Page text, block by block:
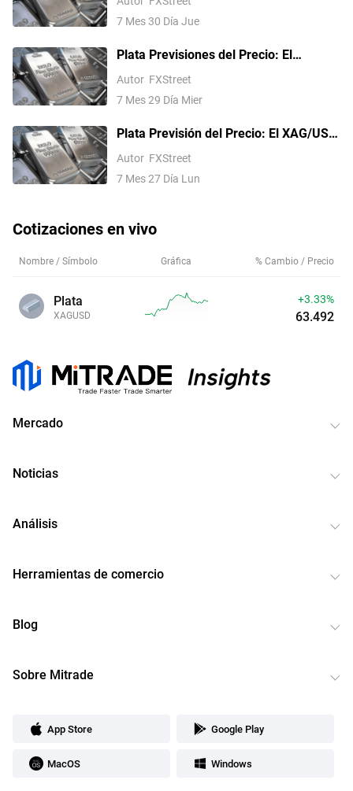
medio del aumento de los
de EE.UU.
7 Mes 30 Día Jue
Plata Previsiones del Precio: El
XAG/USD vuelve a situarse por encima
de 58.00$ mientras el Dólar
Autor FXStreet
7 Mes 29 Día Mier
Plata Previsión del Precio: El XAG/USD
repunta cerca de 60$ mientras los
mercados acogen la desescalada entre
Autor FXStreet
7 Mes 27 Día Lun
Cotizaciones en vivo
Nombre / Símbolo Gráfica % Cambio / Precio
Plata
XAGUSD
+3.33%
63.492
Mercado
Noticias
Análisis
Herramientas de comercio
Blog
Sobre Mitrade
App Store Google Play
MacOS Windows